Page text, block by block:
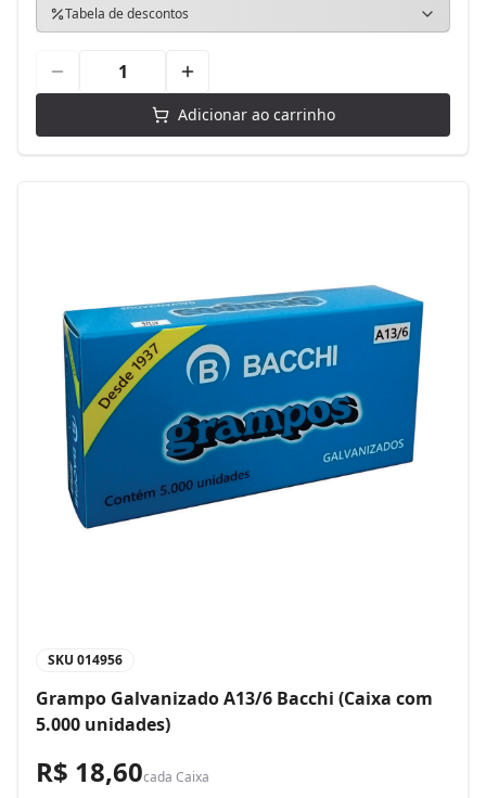
Tabela de descontos
Adicionar ao carrinho
SKU 014956
Grampo Galvanizado A13/6 Bacchi (Caixa com
5.000 unidades)
R$ 18,60cada Caixa